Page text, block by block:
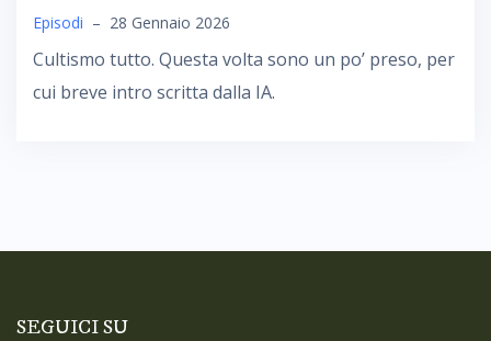
Episodi – 28 Gennaio 2026
Cultismo tutto. Questa volta sono un po’ preso, per
cui breve intro scritta dalla IA.
SEGUICI SU